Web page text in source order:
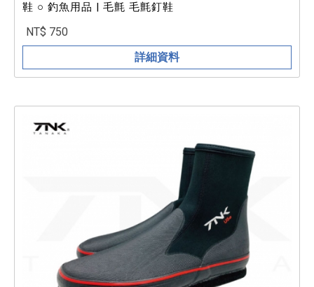
鞋 ○ 釣魚用品 | 毛氈 毛氈釘鞋
NT$ 750
詳細資料